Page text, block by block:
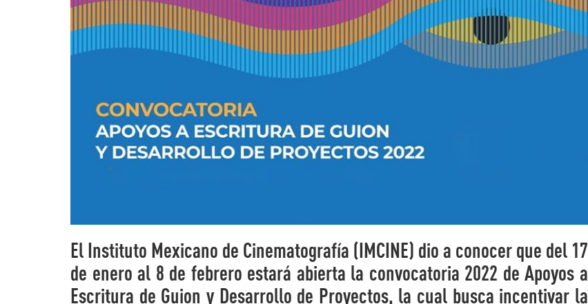
El Instituto Mexicano de Cinematografía (IMCINE) dio a conocer que del 17
de enero al 8 de febrero estará abierta la convocatoria 2022 de Apoyos a
Escritura de Guion y Desarrollo de Proyectos, la cual busca incentivar la